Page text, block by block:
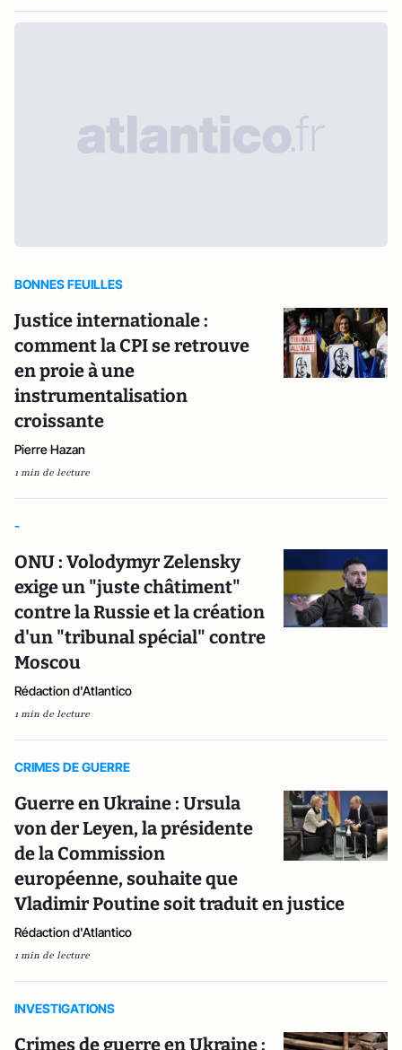
BONNES FEUILLES
Justice internationale :
comment la CPI se retrouve
en proie à une
instrumentalisation
croissante
Pierre Hazan
1 min de lecture
-
ONU : Volodymyr Zelensky
exige un "juste châtiment"
contre la Russie et la création
d'un "tribunal spécial" contre
Moscou
Rédaction d'Atlantico
1 min de lecture
CRIMES DE GUERRE
Guerre en Ukraine : Ursula
von der Leyen, la présidente
de la Commission
européenne, souhaite que
Vladimir Poutine soit traduit en justice
Rédaction d'Atlantico
1 min de lecture
INVESTIGATIONS
Crimes de guerre en Ukraine :